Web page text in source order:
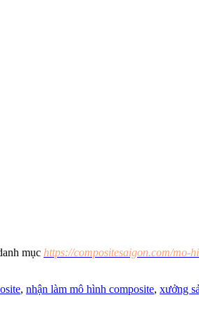
mục https://compositesaigon.com/mo-
, nhận làm mô hình composite, xưởng